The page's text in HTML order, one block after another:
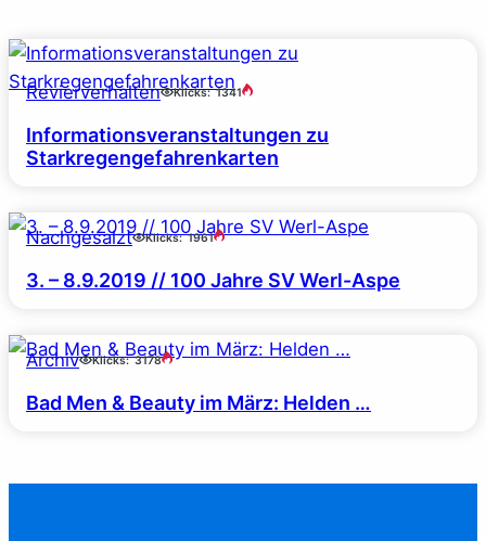
Revierverhalten Klicks: 1341
Informationsveranstaltungen zu
Starkregengefahrenkarten
Nachgesalzt Klicks: 1961
3. – 8.9.2019 // 100 Jahre SV Werl-Aspe
Archiv Klicks: 3178
Bad Men & Beauty im März: Helden …